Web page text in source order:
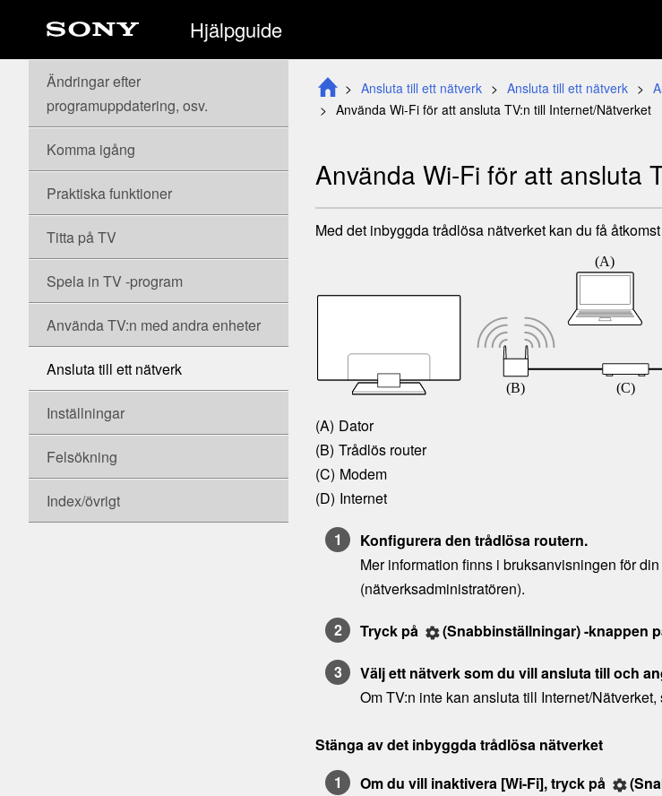
Hjälpguide
Ansluta till ett nätverk Ansluta till ett nätverk
Använda Wi-Fi för att ansluta TV:n till Internet/Nätverket
Använda Wi-Fi för att ansluta
Med det inbyggda trådlösa nätverket kan du få
Dator
Trådlös router
Modem
Internet
Konfigurera den trådlösa routern.
Mer information finns i bruksanvisningen för
(nätverksadministratören).
Tryck på (Snabbinställningar) -knappen
Välj ett nätverk som du vill ansluta till och
Om TV:n inte kan ansluta till Internet/Nätverket,
Stänga av det inbyggda trådlösa nätverket
Om du vill inaktivera [Wi-Fi], tryck på (
Ändringar efter
programuppdatering, osv.
Komma igång
Praktiska funktioner
Titta på TV
Spela in TV -program
Använda TV:n med andra enheter
Ansluta till ett nätverk
Inställningar
Felsökning
Index/övrigt